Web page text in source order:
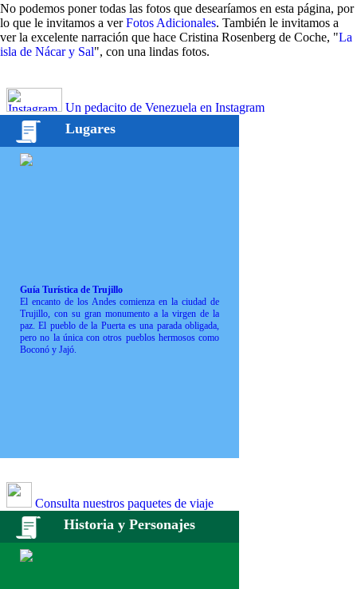
No podemos poner todas las fotos que desearíamos en esta página, por
lo que le invitamos a verFotos Adicionales. También le invitamos a
ver la excelente narración que hace Cristina Rosenberg de Coche, "La
isla de Nácar y Sal", con una lindas fotos.
Un pedacito de Venezuela en Instagram
Lugares
Guía Turística de Trujillo
El encanto de los Andes comienza en la ciudad de
Trujillo, con su gran monumento a la virgen de la
paz. El pueblo de la Puerta es una parada obligada,
pero no la única con otros pueblos hermosos como
Boconó y Jajó.
Consulta nuestros paquetes de viaje
Historia y Personajes